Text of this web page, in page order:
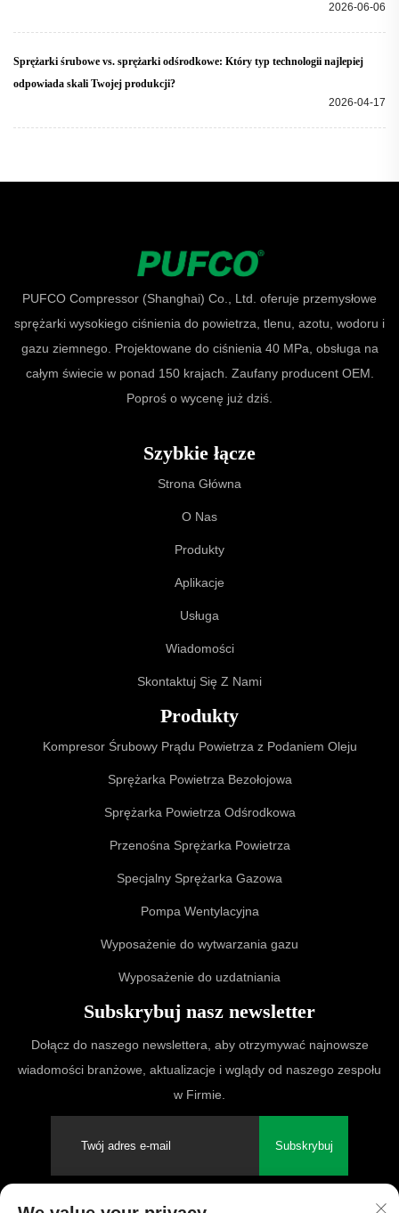
2026-06-06
Sprężarki śrubowe vs. sprężarki odśrodkowe: Który typ technologii najlepiej
odpowiada skali Twojej produkcji?
2026-04-17
PUFCO Compressor (Shanghai) Co., Ltd. oferuje przemysłowe
sprężarki wysokiego ciśnienia do powietrza, tlenu, azotu, wodoru i
gazu ziemnego. Projektowane do ciśnienia 40 MPa, obsługa na
całym świecie w ponad 150 krajach. Zaufany producent OEM.
Poproś o wycenę już dziś.
Szybkie łącze
Strona Główna
O Nas
Produkty
Aplikacje
Usługa
Wiadomości
Skontaktuj Się Z Nami
Produkty
Kompresor Śrubowy Prądu Powietrza z Podaniem Oleju
Sprężarka Powietrza Bezołojowa
Sprężarka Powietrza Odśrodkowa
Przenośna Sprężarka Powietrza
Specjalny Sprężarka Gazowa
Pompa Wentylacyjna
Wyposażenie do wytwarzania gazu
Wyposażenie do uzdatniania
Subskrybuj nasz newsletter
Dołącz do naszego newslettera, aby otrzymywać najnowsze
wiadomości branżowe, aktualizacje i wglądy od naszego zespołu
w Firmie.
Subskrybuj